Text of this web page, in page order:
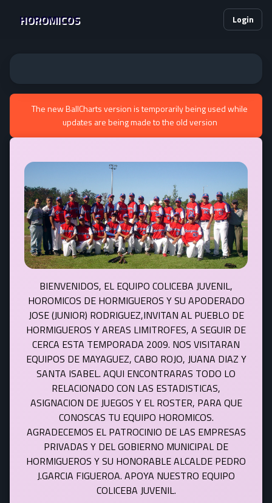
HOROMICOS Login
The new BallCharts version is temporarily being used while
updates are being made to the old version
BIENVENIDOS, EL EQUIPO COLICEBA JUVENIL,
HOROMICOS DE HORMIGUEROS Y SU APODERADO
JOSE (JUNIOR) RODRIGUEZ,INVITAN AL PUEBLO DE
HORMIGUEROS Y AREAS LIMITROFES, A SEGUIR DE
CERCA ESTA TEMPORADA 2009. NOS VISITARAN
EQUIPOS DE MAYAGUEZ, CABO ROJO, JUANA DIAZ Y
SANTA ISABEL. AQUI ENCONTRARAS TODO LO
RELACIONADO CON LAS ESTADISTICAS,
ASIGNACION DE JUEGOS Y EL ROSTER, PARA QUE
CONOSCAS TU EQUIPO HOROMICOS.
AGRADECEMOS EL PATROCINIO DE LAS EMPRESAS
PRIVADAS Y DEL GOBIERNO MUNICIPAL DE
HORMIGUEROS Y SU HONORABLE ALCALDE PEDRO
J.GARCIA FIGUEROA. APOYA NUESTRO EQUIPO
COLICEBA JUVENIL.